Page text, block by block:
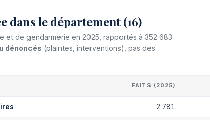
dans le département (16)
et de gendarmerie en 2025, rapportés à 352 683
dénoncés (plaintes, interventions), pas des
FAITS (2025)
2 781